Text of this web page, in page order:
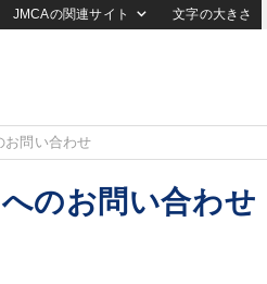
JMCAの関連サイト 文字の大きさ
お問い合わせ
のお問い合わせ